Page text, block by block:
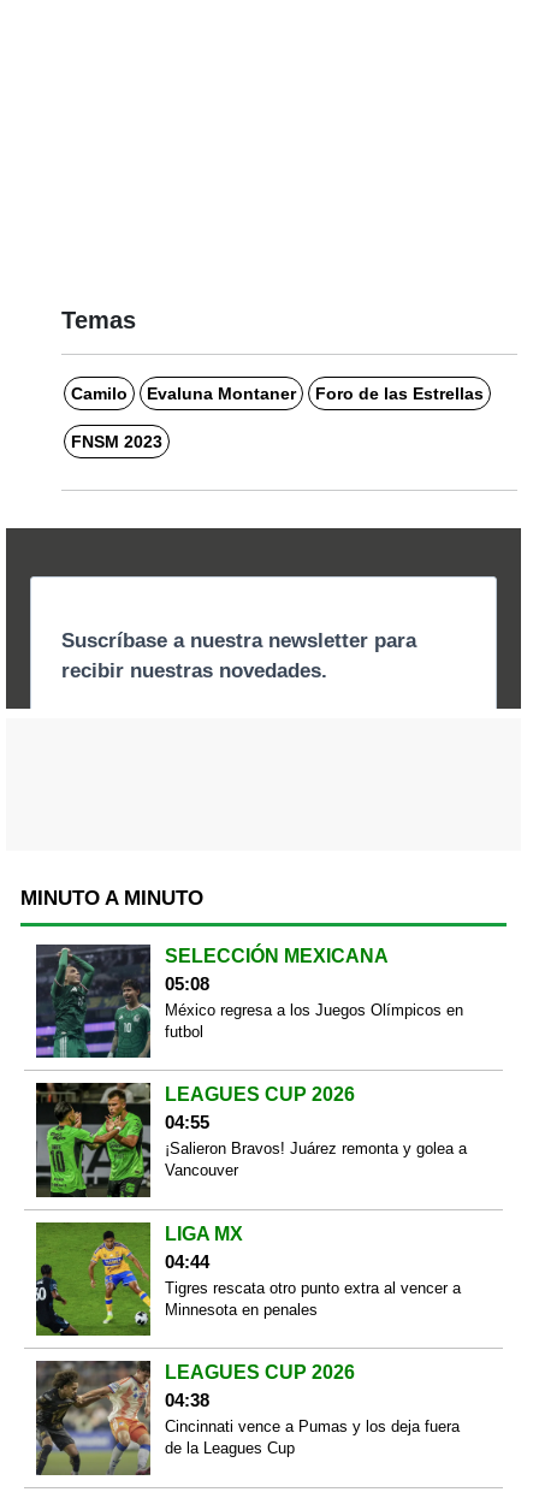
Temas
Camilo Evaluna Montaner Foro de las Estrellas
FNSM 2023
MINUTO A MINUTO
SELECCIÓN MEXICANA
05:08
México regresa a los Juegos Olímpicos en
futbol
LEAGUES CUP 2026
04:55
¡Salieron Bravos! Juárez remonta y golea a
Vancouver
LIGA MX
04:44
Tigres rescata otro punto extra al vencer a
Minnesota en penales
LEAGUES CUP 2026
04:38
Cincinnati vence a Pumas y los deja fuera
de la Leagues Cup